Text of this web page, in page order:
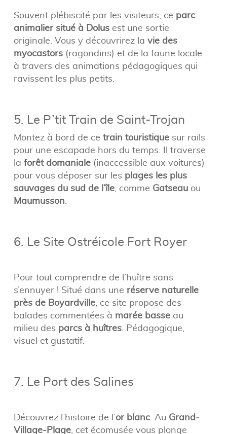
Souvent plébiscité par les visiteurs, ce parc
animalier situé à Dolusest une sortie
originale. Vous y découvrirez la vie des
myocastors(ragondins) et de la faune locale
à travers des animations pédagogiques qui
ravissent les plus petits.
5. Le P’tit Train de Saint-Trojan
Montez à bord de ce train touristiquesur rails
pour une escapade hors du temps. Il traverse
la forêt domaniale(inaccessible aux voitures)
pour vous déposer sur les plages les plus
sauvages du sud de l’île, comme Gatseauou
Maumusson.
6. Le Site Ostréicole Fort Royer
Pour tout comprendre de l’huître sans
s’ennuyer ! Situé dans une réserve naturelle
près de Boyardville, ce site propose des
balades commentées à marée basseau
milieu des parcs à huîtres. Pédagogique,
visuel et gustatif.
7. Le Port des Salines
Découvrez l’histoire de l’or blanc. Au Grand-
Village-Plage, cet écomusée vous plonge